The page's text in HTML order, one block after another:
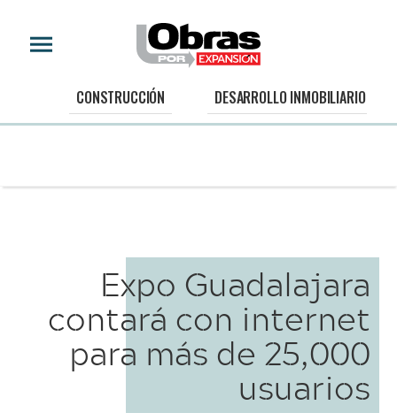
CONSTRUCCIÓN DESARROLLO INMOBILIARIO
Expo Guadalajara
contará con internet
para más de 25,000
usuarios